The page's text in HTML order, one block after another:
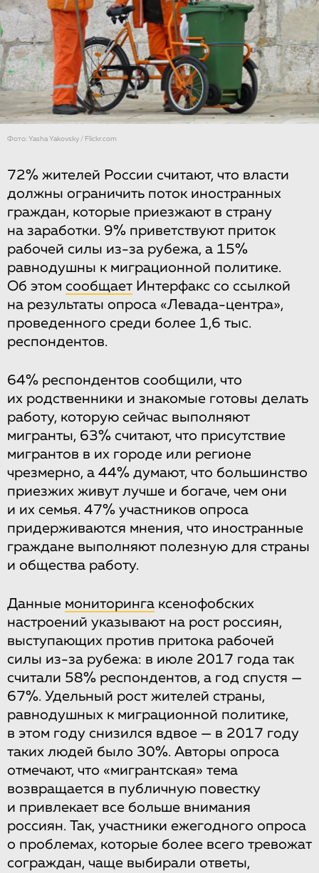
Фото: Yasha Yakovsky / Flickr.com
72% жителей России считают, что власти
должны ограничить поток иностранных
граждан, которые приезжают в страну
на заработки. 9% приветствуют приток
рабочей силы из-за рубежа, а 15%
равнодушны к миграционной политике.
Об этом сообщает Интерфакс со ссылкой
на результаты опроса «Левада-центра»,
проведенного среди более 1,6 тыс.
респондентов.
64% респондентов сообщили, что
их родственники и знакомые готовы делать
работу, которую сейчас выполняют
мигранты, 63% считают, что присутствие
мигрантов в их городе или регионе
чрезмерно, а 44% думают, что большинство
приезжих живут лучше и богаче, чем они
и их семья. 47% участников опроса
придерживаются мнения, что иностранные
граждане выполняют полезную для страны
и общества работу.
Данные мониторинга ксенофобских
настроений указывают на рост россиян,
выступающих против притока рабочей
силы из-за рубежа: в июле 2017 года так
считали 58% респондентов, а год спустя —
67%. Удельный рост жителей страны,
равнодушных к миграционной политике,
в этом году снизился вдвое — в 2017 году
таких людей было 30%. Авторы опроса
отмечают, что «мигрантская» тема
возвращается в публичную повестку
и привлекает все больше внимания
россиян. Так, участники ежегодного опроса
о проблемах, которые более всего тревожат
сограждан, чаще выбирали ответы,